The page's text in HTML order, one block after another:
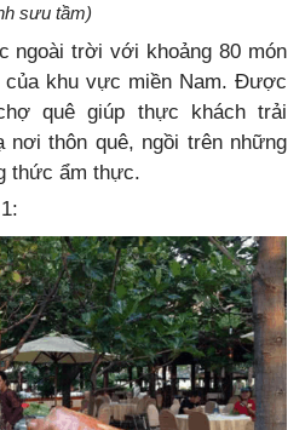
sưu tầm)
ngoài trời với khoảng 80 món
của khu vực miền Nam. Được
quê giúp thực khách trải
nơi thôn quê, ngồi trên những
thức ẩm thực.